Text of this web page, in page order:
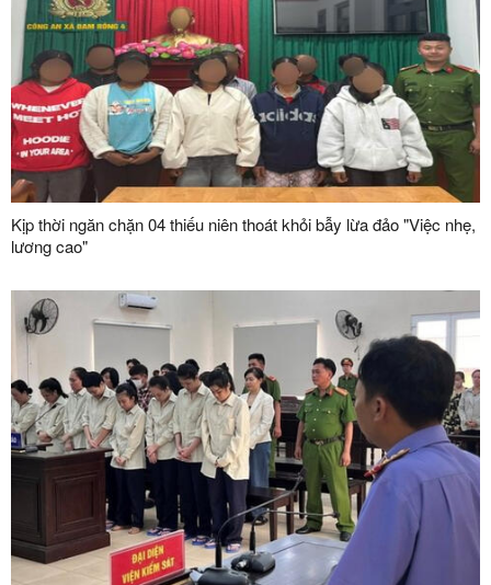
Kịp thời ngăn chặn 04 thiếu niên thoát khỏi bẫy lừa đảo "Việc nhẹ,
lương cao"